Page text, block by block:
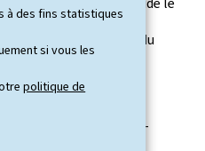
à des fins statistiques
si vous les
politique de
avec le ministre du
contexte où les baby-